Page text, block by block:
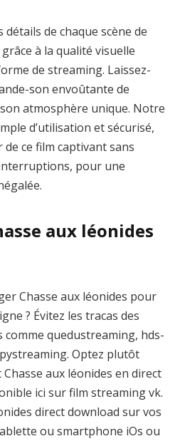
de chaque scène de
à la qualité visuelle
de streaming. Laissez-
son envoûtante de
atmosphère unique. Notre
d’utilisation et sécurisé,
ce film captivant sans
pour une
aux léonides
Chasse aux léonides pour
? Évitez les tracas des
quedustreaming, hds-
Optez plutôt
aux léonides en direct
ici sur film streaming vk.
direct download sur vos
ou smartphone iOs ou